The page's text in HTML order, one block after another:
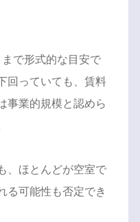
で形式的な目安で
回っていても、賃料
事業的規模と認めら
、ほとんどが空室で
る可能性も否定でき